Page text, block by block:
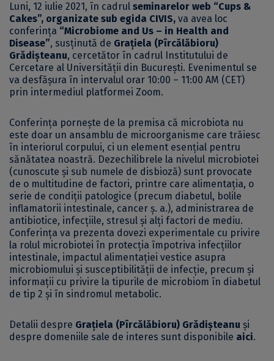
Luni, 12 iulie 2021, în cadrul seminarelor web “Cups &
Cakes”, organizate sub egida CIVIS, va avea loc
conferința “Microbiome and Us – in Health and
Disease”, susținută de Grațiela (Pîrcălăbioru)
Grădișteanu, cercetător în cadrul Institutului de
Cercetare al Universității din București. Evenimentul se
va desfășura în intervalul orar 10:00 – 11:00 AM (CET)
prin intermediul platformei Zoom.
Conferința pornește de la premisa că microbiota nu
este doar un ansamblu de microorganisme care trăiesc
în interiorul corpului, ci un element esențial pentru
sănătatea noastră. Dezechilibrele la nivelul microbiotei
(cunoscute și sub numele de disbioză) sunt provocate
de o multitudine de factori, printre care alimentația, o
serie de condiții patologice (precum diabetul, bolile
inflamatorii intestinale, cancer ș. a.), administrarea de
antibiotice, infecțiile, stresul și alți factori de mediu.
Conferința va prezenta dovezi experimentale cu privire
la rolul microbiotei în protecția împotriva infecțiilor
intestinale, impactul alimentației vestice asupra
microbiomului și susceptibilității de infecție, precum și
informații cu privire la tipurile de microbiom în diabetul
de tip 2 și în sindromul metabolic.
Detalii despre Grațiela (Pîrcălăbioru) Grădișteanu și
despre domeniile sale de interes sunt disponibile aici.